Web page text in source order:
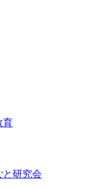
育
と研究会